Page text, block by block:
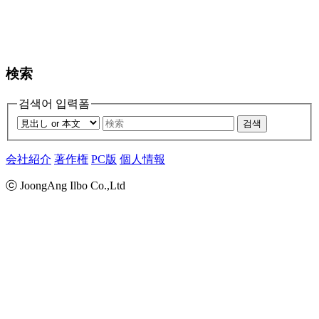
検索
검색어 입력폼
검색
会社紹介 著作権 PC版 個人情報
ⓒ JoongAng Ilbo Co.,Ltd